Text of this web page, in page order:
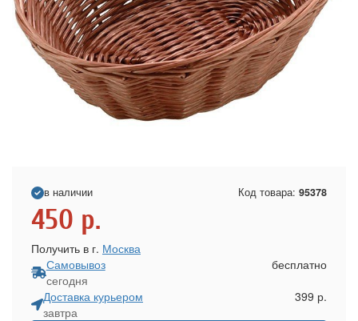
в наличии Код товара: 95378
450 р.
Получить в г. Москва
Самовывоз
сегодня
бесплатно
Доставка курьером
завтра
399 р.